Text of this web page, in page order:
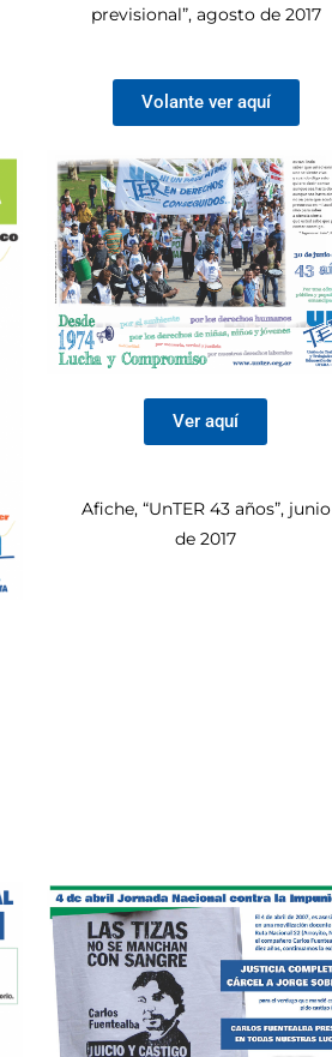
previsional”, agosto de 2017
Volante ver aquí
Ver aquí
Afiche, “UnTER 43 años”, junio
de 2017